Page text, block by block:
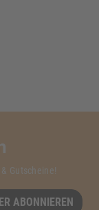
Gutscheine!
ABONNIEREN